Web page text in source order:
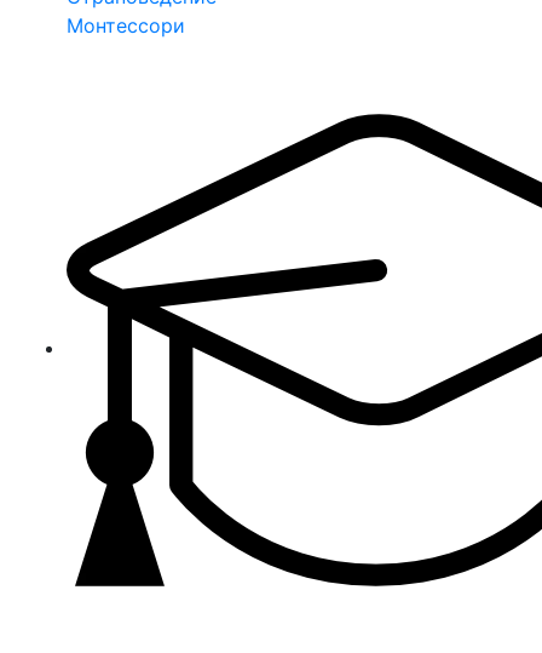
Монтессори